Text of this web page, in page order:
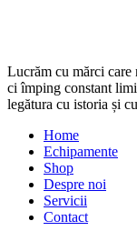
Lucrăm cu mărci care
ci împing constant
legătura cu istoria și
Home
Echipamente
Shop
Despre noi
Servicii
Contact